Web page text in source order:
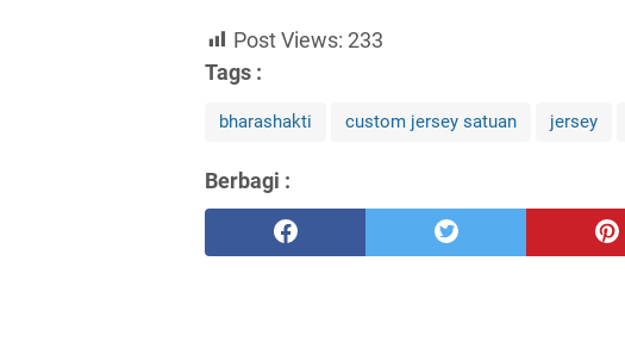
Post Views: 233
Tags :
bharashakti custom jersey satuan jersey
Berbagi :